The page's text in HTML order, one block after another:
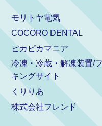
モリトヤ電気
COCORO DENTAL
ピカピカマニア
冷凍・冷蔵・解凍装置/
キングサイト
くりりあ
株式会社フレンド